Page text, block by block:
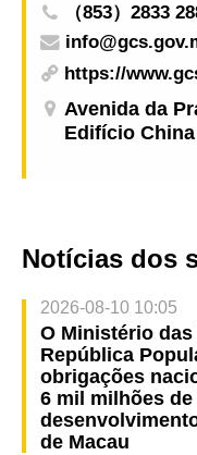
（853）2833
https://
Avenida da
Edifício China
Notícias dos
2026-08-10 10:05
O Ministério
República
obrigações
6 mil milhões
de Macau